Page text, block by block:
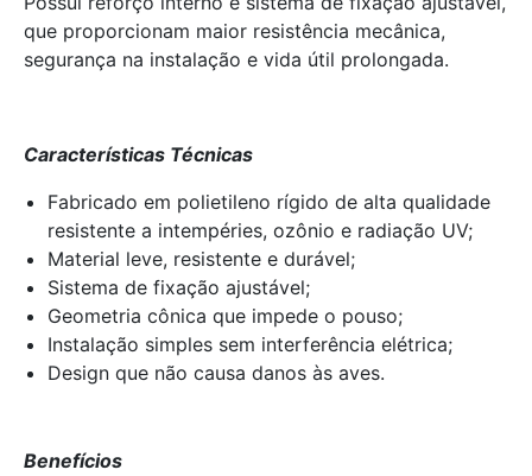
que proporcionam maior resistência mecânica,
segurança na instalação e vida útil prolongada.
Características Técnicas
Fabricado em polietileno rígido de alta qualidade
resistente a intempéries, ozônio e radiação UV;
Material leve, resistente e durável;
Sistema de fixação ajustável;
Geometria cônica que impede o pouso;
Instalação simples sem interferência elétrica;
Design que não causa danos às aves.
Benefícios